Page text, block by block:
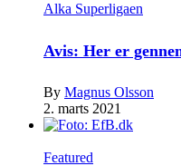
Alka Superligaen
Avis: Her er
By Magnus Olsson
2. marts 2021
Featured